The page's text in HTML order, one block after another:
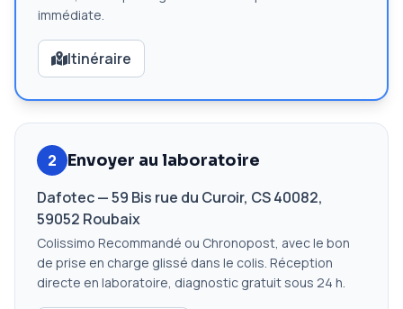
immédiate.
Itinéraire
2
Envoyer au laboratoire
Dafotec — 59 Bis rue du Curoir, CS 40082,
59052 Roubaix
Colissimo Recommandé ou Chronopost, avec le bon
de prise en charge glissé dans le colis. Réception
directe en laboratoire, diagnostic gratuit sous 24 h.